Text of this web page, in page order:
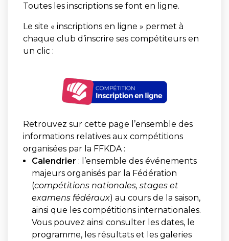
Toutes les inscriptions se font en ligne.
Le site « inscriptions en ligne » permet à
chaque club d’inscrire ses compétiteurs en
un clic :
Retrouvez sur cette page l’ensemble des
informations relatives aux compétitions
organisées par la FFKDA :
Calendrier : l’ensemble des événements
majeurs organisés par la Fédération
(compétitions nationales, stages et
examens fédéraux) au cours de la saison,
ainsi que les compétitions internationales.
Vous pouvez ainsi consulter les dates, le
programme, les résultats et les galeries